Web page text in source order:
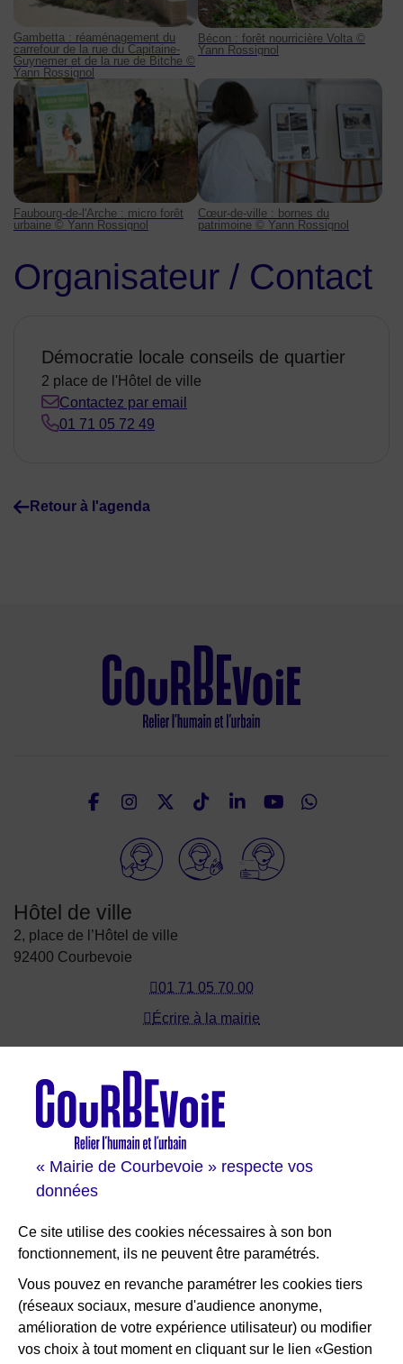
« Mairie de Courbevoie » respecte vos
données
Ce site utilise des cookies nécessaires à son bon
fonctionnement, ils ne peuvent être paramétrés.
Vous pouvez en revanche paramétrer les cookies tiers
(réseaux sociaux, mesure d'audience anonyme,
amélioration de votre expérience utilisateur) ou modifier
vos choix à tout moment en cliquant sur le lien «Gestion
Gambetta : réaménagement du
carrefour de la rue du Capitaine-
Guynemer et de la rue de Bitche ©
Yann Rossignol
Bécon : forêt nourricière Volta ©
Yann Rossignol
Faubourg-de-l'Arche : micro forêt urbaine. Faubourg-de-
Faubourg-de-l'Arche : micro forêt
urbaine © Yann Rossignol
Cœur-de-ville : bornes du
Cœur-de-ville : bornes du
patrimoine © Yann Rossignol
Organisateur / Contact
Démocratie locale conseils de quartier
2 place de l'Hôtel de ville
Contactez par email
01 71 05 72 49
Retour à l'agenda
Nous suivre
FacebookInstagramTwitterTikTokLinkedIn
Elioz
Hôtel de ville
2, place de l’Hôtel de ville
92400 Courbevoie
01 71 05 70 00
Écrire à la mairie
Les sites de Courbevoie
Courbevoie espace famille
Val Courbevoie
Sortir à Courbevoie
Solutions entreprises
Portail des bibliothèques
Je participe Courbevoie
RESTEZ INFORMÉ
Newsletter